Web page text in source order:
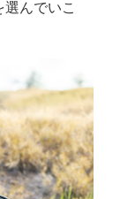
選んでいこ